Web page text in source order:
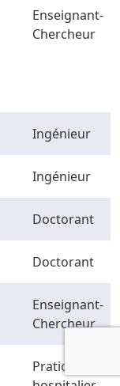
Enseignant-
Chercheur
Ingénieur
Ingénieur
Doctorant
Doctorant
Enseignant-
Chercheur
Praticien